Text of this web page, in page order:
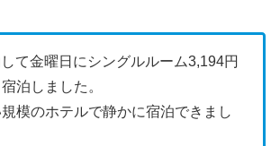
て金曜日にシングルルーム3,194円
泊しました。
模のホテルで静かに宿泊できまし